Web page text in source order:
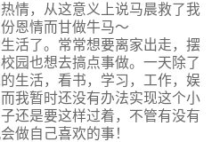
情，从这意义上说马晨救了我
恩情而甘做牛马～
活了。常常想要离家出走，摆
园也想去搞点事做。一天除了
生活，看书，学习，工作，娱
我暂时还没有办法实现这个小
还是要这样过着，不管有没有
做自己喜欢的事！